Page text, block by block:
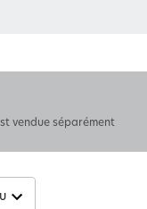
vendue séparément